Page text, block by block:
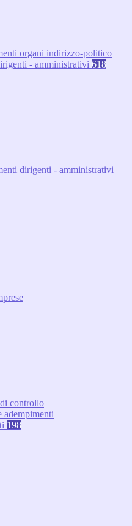
organi indirizzo-politico
- amministrativi 618
dirigenti - amministrativi
controllo
adempimenti
198